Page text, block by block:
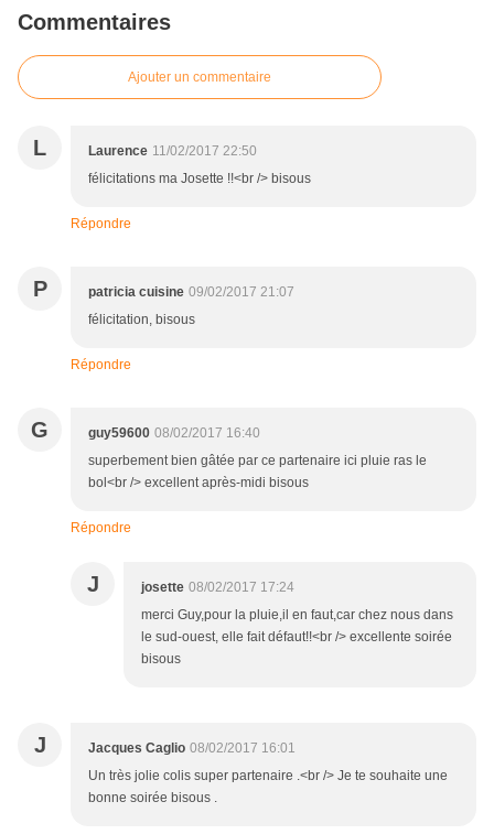
Commentaires
Ajouter un commentaire
L Laurence 11/02/2017 22:50
félicitations ma Josette !!<br /> bisous
Répondre
P patricia cuisine 09/02/2017 21:07
félicitation, bisous
Répondre
G guy59600 08/02/2017 16:40
superbement bien gâtée par ce partenaire ici pluie ras le
bol<br /> excellent après-midi bisous
Répondre
J josette 08/02/2017 17:24
merci Guy,pour la pluie,il en faut,car chez nous dans
le sud-ouest, elle fait défaut!!<br /> excellente soirée
bisous
J Jacques Caglio 08/02/2017 16:01
Un très jolie colis super partenaire .<br /> Je te souhaite une
bonne soirée bisous .